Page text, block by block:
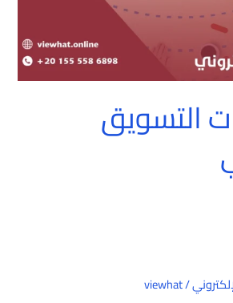
التسويق
/
viewhat